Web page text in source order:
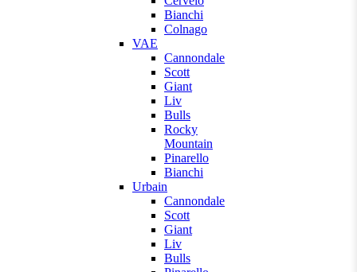
Bianchi
Colnago
VAE
Cannondale
Scott
Giant
Liv
Bulls
Rocky
Mountain
Pinarello
Bianchi
Urbain
Cannondale
Scott
Giant
Liv
Bulls